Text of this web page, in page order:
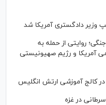
وزیر دادگستری آمریکا شد
روایتی از حمله به
آمریکا و رژیم صهیونیستی
کالج آموزشی ارتش انگلیس
سرطانی در غزه